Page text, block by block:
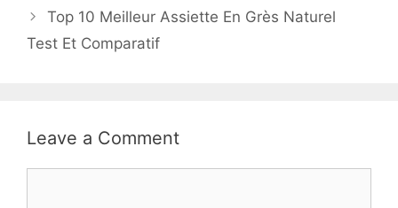
Top 10 Meilleur Assiette En Grès Naturel
Test Et Comparatif
Leave a Comment